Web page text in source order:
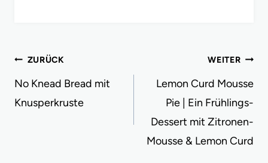
Beitragsnavigation
ZURÜCK
No Knead Bread mit
Knusperkruste
WEITER
Lemon Curd Mousse
Pie | Ein Frühlings-
Dessert mit Zitronen-
Mousse & Lemon Curd